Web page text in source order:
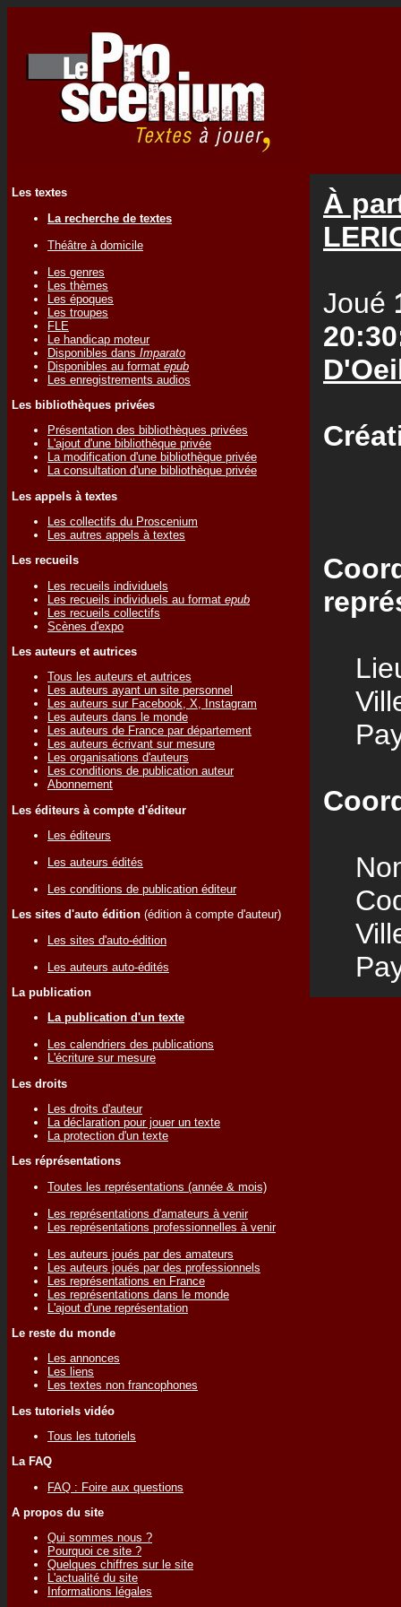
Les textes
La recherche de textes
Théâtre à domicile
Les genres
Les thèmes
Les époques
Les troupes
FLE
Le handicap moteur
Disponibles dans Imparato
Disponibles au format epub
Les enregistrements audios
Les bibliothèques privées
Présentation des bibliothèques privées
L'ajout d'une bibliothèque privée
La modification d'une bibliothèque privée
La consultation d'une bibliothèque privée
Les appels à textes
Les collectifs du Proscenium
Les autres appels à textes
Les recueils
Les recueils individuels
Les recueils individuels au format epub
Les recueils collectifs
Scènes d'expo
Les auteurs et autrices
Tous les auteurs et autrices
Les auteurs ayant un site personnel
Les auteurs sur Facebook, X, Instagram
Les auteurs dans le monde
Les auteurs de France par département
Les auteurs écrivant sur mesure
Les organisations d'auteurs
Les conditions de publication auteur
Abonnement
Les éditeurs à compte d'éditeur
Les éditeurs
Les auteurs édités
Les conditions de publication éditeur
Les sites d'auto édition (édition à compte d'auteur)
Les sites d'auto-édition
Les auteurs auto-édités
La publication
La publication d'un texte
Les calendriers des publications
L'écriture sur mesure
Les droits
Les droits d'auteur
La déclaration pour jouer un texte
La protection d'un texte
Les réprésentations
Toutes les représentations (année & mois)
Les représentations d'amateurs à venir
Les représentations professionnelles à venir
Les auteurs joués par des amateurs
Les auteurs joués par des professionnels
Les représentations en France
Les représentations dans le monde
L'ajout d'une représentation
Le reste du monde
Les annonces
Les liens
Les textes non francophones
Les tutoriels vidéo
Tous les tutoriels
La FAQ
FAQ : Foire aux questions
A propos du site
Qui sommes nous ?
Pourquoi ce site ?
Quelques chiffres sur le site
L'actualité du site
Informations légales
À
Joué